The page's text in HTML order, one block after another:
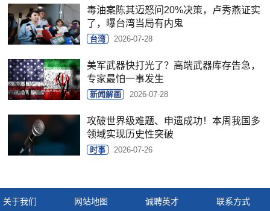
毒油案陈其迈怒问20%决策，卢秀燕证实
了，曝台湾当局有内鬼
台湾 2026-07-28
美军武器快打光了？高端武器库存告急，
专家最怕一事发生
新闻解画 2026-07-28
攻破世界级难题、申遗成功！本周我国多
领域实现历史性突破
时事 2026-07-26
关于我们 网站地图 诚聘英才
联系方式